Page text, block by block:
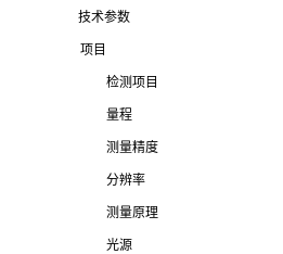
技术参数
项目
检测项目
量程
测量精度
分辨率
测量原理
光源